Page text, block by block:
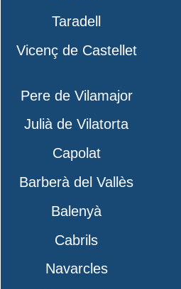
Taradell
Vicenç de Castellet
Pere de Vilamajor
Julià de Vilatorta
Capolat
Barberà del Vallès
Balenyà
Cabrils
Navarcles